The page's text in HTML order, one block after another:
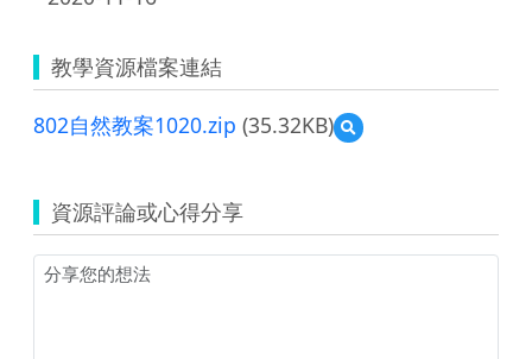
教學資源檔案連結
802自然教案1020.zip (35.32KB)
預
覽
教
案
資源評論或心得分享